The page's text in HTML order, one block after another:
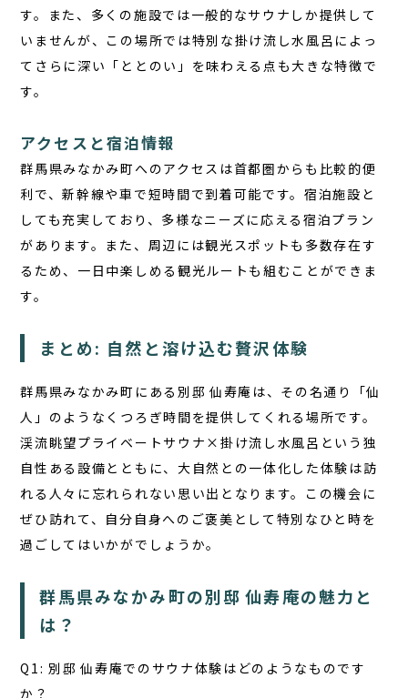
す。また、多くの施設では一般的なサウナしか提供して
いませんが、この場所では特別な掛け流し水風呂によっ
てさらに深い「ととのい」を味わえる点も大きな特徴で
す。
アクセスと宿泊情報
群馬県みなかみ町へのアクセスは首都圏からも比較的便
利で、新幹線や車で短時間で到着可能です。宿泊施設と
しても充実しており、多様なニーズに応える宿泊プラン
があります。また、周辺には観光スポットも多数存在す
るため、一日中楽しめる観光ルートも組むことができま
す。
まとめ: 自然と溶け込む贅沢体験
群馬県みなかみ町にある 別邸 仙寿庵 は、その名通り「仙
人」のようなくつろぎ時間を提供してくれる場所です。
渓流眺望プライベートサウナ×掛け流し水風呂という独
自性ある設備とともに、大自然との一体化した体験は訪
れる人々に忘れられない思い出となります。この機会に
ぜひ訪れて、自分自身へのご褒美として特別なひと時を
過ごしてはいかがでしょうか。
群馬県みなかみ町の別邸 仙寿庵の魅力と
は？
Q1: 別邸 仙寿庵でのサウナ体験はどのようなものです
か？